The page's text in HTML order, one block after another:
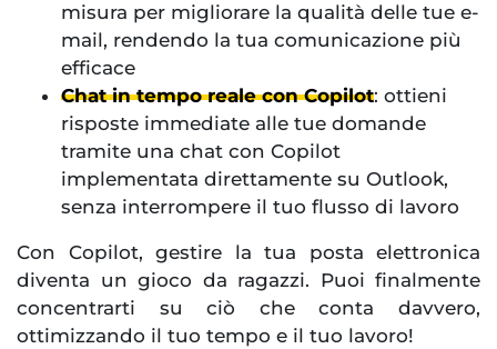
misura per migliorare la qualità delle tue e-
mail, rendendo la tua comunicazione più
efficace
Chat in tempo reale con Copilot: ottieni
risposte immediate alle tue domande
tramite una chat con Copilot
implementata direttamente su Outlook,
senza interrompere il tuo flusso di lavoro
Con Copilot, gestire la tua posta elettronica
diventa un gioco da ragazzi. Puoi finalmente
concentrarti su ciò che conta davvero,
ottimizzando il tuo tempo e il tuo lavoro!